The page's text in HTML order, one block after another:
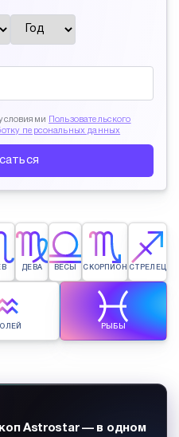
Пользовательского
персональных данных
ДЕВА ВЕСЫ СКОРПИОН СТРЕЛЕЦ
РЫБЫ
Astrostar — в одном